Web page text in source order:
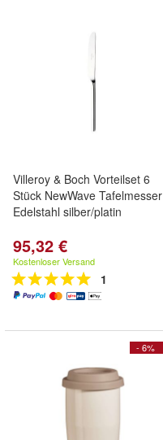
Villeroy & Boch Vorteilset 6
Stück NewWave Tafelmesser
Edelstahl silber/platin
95,32 €
Kostenloser Versand
1
- 6%